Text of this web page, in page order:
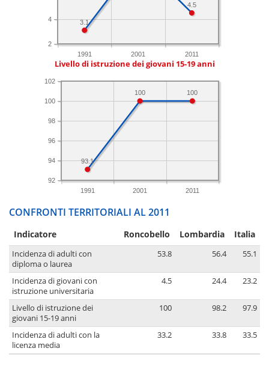
1991 2001 2011
2
4
4.5
3.1
Livello di istruzione dei giovani 15-19 anni
1991 2001 2011
92
94
96
98
100
102
100
100
93.1
CONFRONTI TERRITORIALI AL 2011
Indicatore Roncobello Lombardia Italia
Incidenza di adulti con
diploma o laurea
53.8 56.4 55.1
Incidenza di giovani con
istruzione universitaria
4.5 24.4 23.2
Livello di istruzione dei
giovani 15-19 anni
100 98.2 97.9
Incidenza di adulti con la
licenza media
33.2 33.8 33.5